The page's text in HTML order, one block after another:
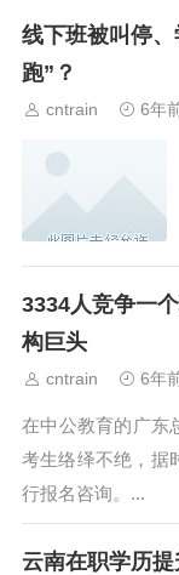
线下班被叫停
跑”？
cntrain 6年
3334人竞争一
构巨头
cntrain 6年
在中公教育的广东
考生络绎不绝，据
行报名咨询。...
云南在职学历